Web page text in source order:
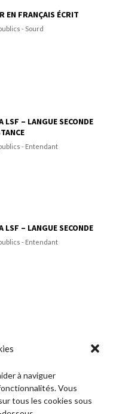
à naviguer
Vous
tous les cookies sous
EN FRANÇAIS ÉCRIT
- Sourd
LSF – LANGUE SECONDE
- Entendant
LSF – LANGUE SECONDE
- Entendant
FORMATION
clics !